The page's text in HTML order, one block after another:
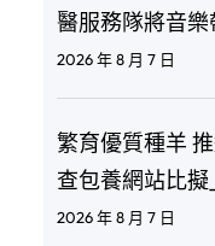
醫服務隊將音
2026 年 8 月 7 日
繁育優質種羊
查包養網站比擬
2026 年 8 月 7 日